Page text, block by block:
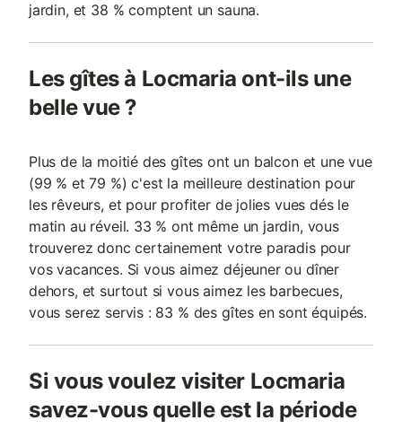
jardin, et 38 % comptent un sauna.
Les gîtes à Locmaria ont-ils une
belle vue ?
Plus de la moitié des gîtes ont un balcon et une vue
(99 % et 79 %) c'est la meilleure destination pour
les rêveurs, et pour profiter de jolies vues dés le
matin au réveil. 33 % ont même un jardin, vous
trouverez donc certainement votre paradis pour
vos vacances. Si vous aimez déjeuner ou dîner
dehors, et surtout si vous aimez les barbecues,
vous serez servis : 83 % des gîtes en sont équipés.
Si vous voulez visiter Locmaria
savez-vous quelle est la période